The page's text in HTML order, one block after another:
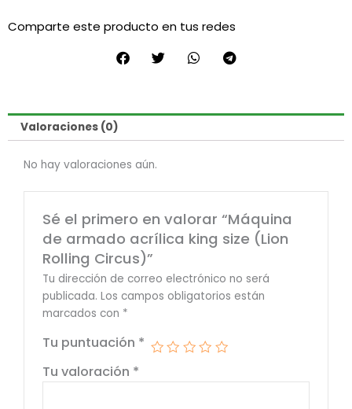
acrílica
Circus)
cantidad
Comparte este producto en tus redes
Valoraciones (0)
No hay valoraciones aún.
Sé el primero en valorar “Máquina
de armado acrílica king size (Lion
Rolling Circus)”
Tu dirección de correo electrónico no será
publicada. Los campos obligatorios están
marcados con *
Tu puntuación *
Tu valoración *